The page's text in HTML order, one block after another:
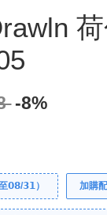
-8%
𝟬𝟴/𝟯𝟭） 加購